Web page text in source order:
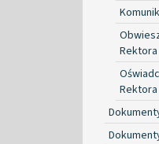
Rektora
Rektora